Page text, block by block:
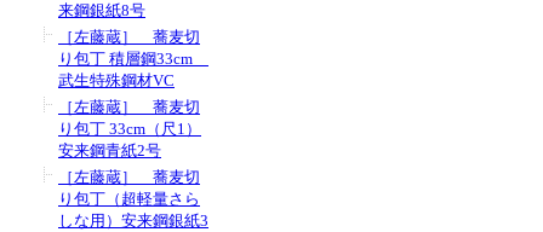
来鋼銀紙8号
［左藤蔵］ 蕎麦切
り包丁 積層鋼33cm
武生特殊鋼材VC
［左藤蔵］ 蕎麦切
り包丁 33cm（尺1）
安来鋼青紙2号
［左藤蔵］ 蕎麦切
り包丁（超軽量さら
しな用）安来鋼銀紙3